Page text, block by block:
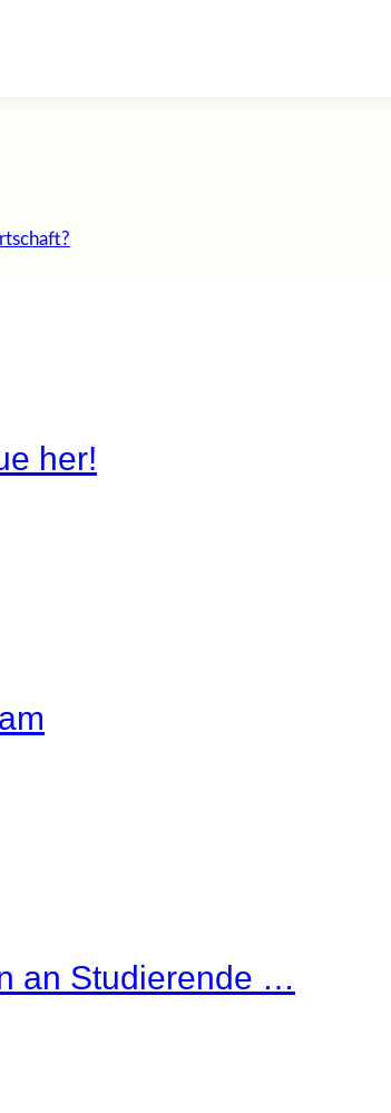
her!
an Studierende …